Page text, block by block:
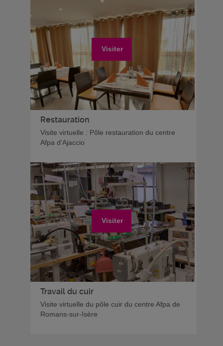
Visiter
Restauration
Visite virtuelle : Pôle restauration du centre
Afpa d'Ajaccio
Visiter
Travail du cuir
Visite virtuelle du pôle cuir du centre Afpa de
Romans-sur-Isère